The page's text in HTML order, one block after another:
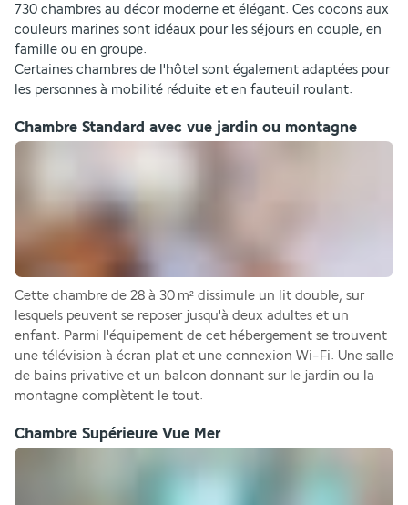
730 chambres au décor moderne et élégant. Ces cocons aux
couleurs marines sont idéaux pour les séjours en couple, en
famille ou en groupe.
Certaines chambres de l'hôtel sont également adaptées pour
les personnes à mobilité réduite et en fauteuil roulant.
Chambre Standard avec vue jardin ou montagne
Cette chambre de 28 à 30 m² dissimule un lit double, sur
lesquels peuvent se reposer jusqu'à deux adultes et un
enfant. Parmi l'équipement de cet hébergement se trouvent
une télévision à écran plat et une connexion Wi-Fi. Une salle
de bains privative et un balcon donnant sur le jardin ou la
montagne complètent le tout.
Chambre Supérieure Vue Mer